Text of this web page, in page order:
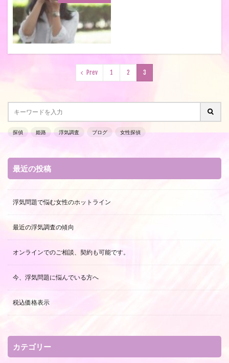
Prev 1 2 3
探偵 姫路 浮気調査 ブログ 女性探偵
最近の投稿
浮気問題で悩む女性のホットライン
最近の浮気調査の傾向
オンラインでのご相談、契約も可能です。
今、浮気問題に悩んでいる方へ
税込価格表示
カテゴリー